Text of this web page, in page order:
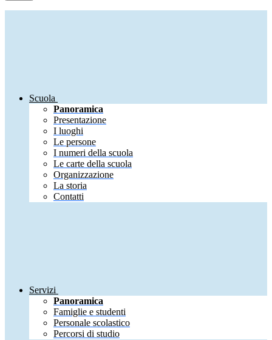
Scuola
Panoramica
Presentazione
I luoghi
Le persone
I numeri della scuola
Le carte della scuola
Organizzazione
La storia
Contatti
Servizi
Panoramica
Famiglie e studenti
Personale scolastico
Percorsi di studio